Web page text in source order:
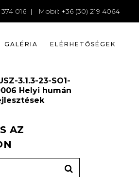
374 016 | Mobil: +36 (30) 219 4064
GALÉRIA ELÉRHETŐSÉGEK
3.1.3-23-SO1-
Helyi humán
AZ